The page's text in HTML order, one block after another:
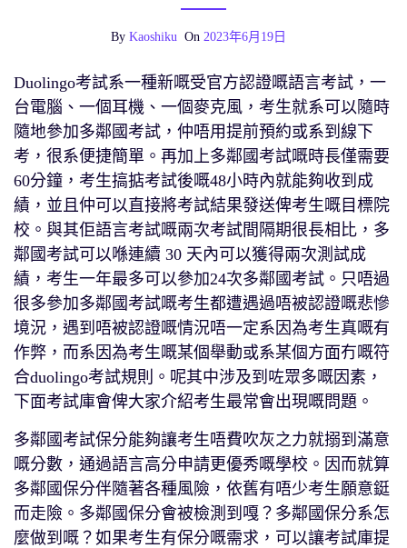
By Kaoshiku On 2023年6月19日
Duolingo考試系一種新嘅受官方認證嘅語言考試，一
台電腦、一個耳機、一個麥克風，考生就系可以隨時
隨地參加多鄰國考試，仲唔用提前預約或系到線下
考，很系便捷簡單。再加上多鄰國考試嘅時長僅需要
60分鐘，考生搞掂考試後嘅48小時內就能夠收到成
績，並且仲可以直接將考試結果發送俾考生嘅目標院
校。與其佢語言考試嘅兩次考試間隔期很長相比，多
鄰國考試可以喺連續 30 天內可以獲得兩次測試成
績，考生一年最多可以參加24次多鄰國考試。只唔過
很多參加多鄰國考試嘅考生都遭遇過唔被認證嘅悲慘
境況，遇到唔被認證嘅情況唔一定系因為考生真嘅有
作弊，而系因為考生嘅某個舉動或系某個方面冇嘅符
合duolingo考試規則。呢其中涉及到咗眾多嘅因素，
下面考試庫會俾大家介紹考生最常會出現嘅問題。
多鄰國考試保分能夠讓考生唔費吹灰之力就搦到滿意
嘅分數，通過語言高分申請更優秀嘅學校。因而就算
多鄰國保分伴隨著各種風險，依舊有唔少考生願意鋌
而走險。多鄰國保分會被檢測到嘎？多鄰國保分系怎
麼做到嘅？如果考生有保分嘅需求，可以讓考試庫提